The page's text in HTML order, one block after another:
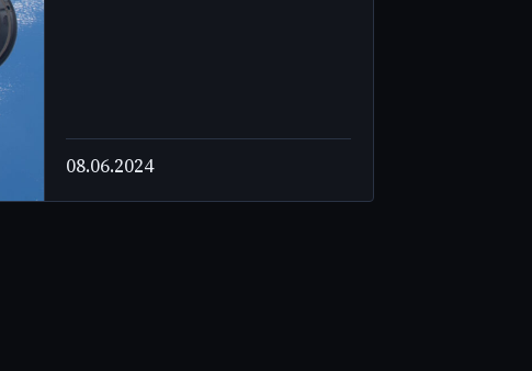
08.06.2024